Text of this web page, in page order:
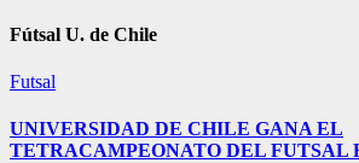
Fútsal U. de Chile
Futsal
UNIVERSIDAD DE CHILE GANA EL
TETRACAMPEONATO DEL FUTSAL